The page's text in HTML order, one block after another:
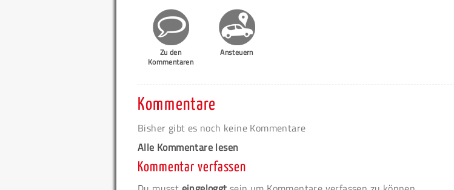
Zu den
Kommentaren
Ansteuern
Kommentare
Bisher gibt es noch keine Kommentare
Alle Kommentare lesen
Kommentar verfassen